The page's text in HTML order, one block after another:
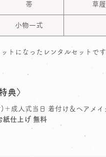
帯 草履
小物一式
トになったレンタルセットで
典〉
成人式当日 着付け＆ヘアメイ
紙仕上げ 無料